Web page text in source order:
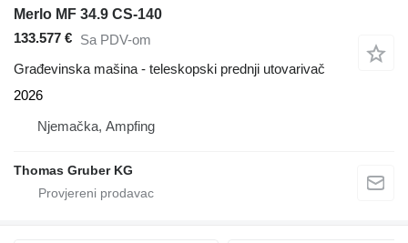
Merlo MF 34.9 CS-140
133.577 € Sa PDV-om
Građevinska mašina - teleskopski prednji utovarivač
2026
Njemačka, Ampfing
Thomas Gruber KG